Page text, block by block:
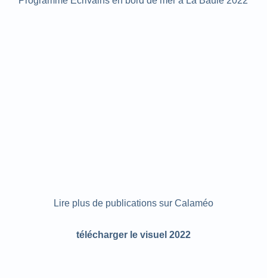
Lire plus de publications sur Calaméo
télécharger le visuel 2022